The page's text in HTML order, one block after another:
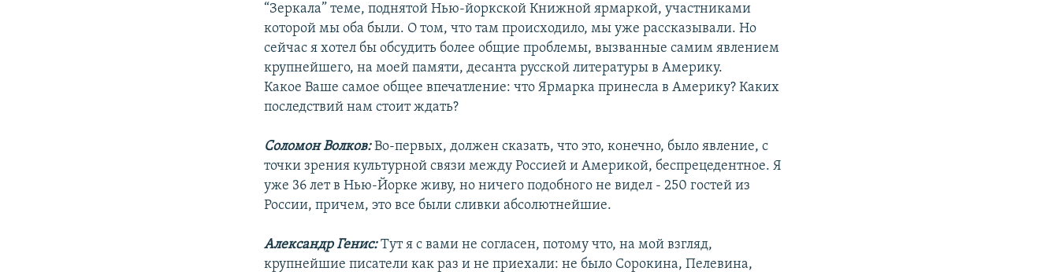
“Зеркала” теме, поднятой Нью-йоркской Книжной ярмаркой, участниками
которой мы оба были. О том, что там происходило, мы уже рассказывали. Но
сейчас я хотел бы обсудить более общие проблемы, вызванные самим явлением
крупнейшего, на моей памяти, десанта русской литературы в Америку.
Какое Ваше самое общее впечатление: что Ярмарка принесла в Америку? Каких
последствий нам стоит ждать?
Соломон Волков:Во-первых, должен сказать, что это, конечно, было явление, с
точки зрения культурной связи между Россией и Америкой, беспрецедентное. Я
уже 36 лет в Нью-Йорке живу, но ничего подобного не видел - 250 гостей из
России, причем, это все были сливки абсолютнейшие.
Александр Генис:Тут я с вами не согласен, потому что, на мой взгляд,
крупнейшие писатели как раз и не приехали: не было Сорокина, Пелевина,